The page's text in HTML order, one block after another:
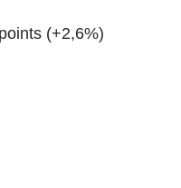
(+2,6%)